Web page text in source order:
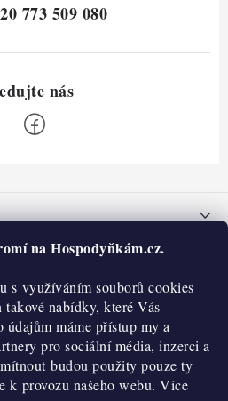
na Hospodyňkám.cz.
s využíváním souborů cookies
nabídky, které Vás
máme přístup my a
pro sociální média, inzerci a
budou použity pouze ty
k provozu našeho webu. Více
773 509 080